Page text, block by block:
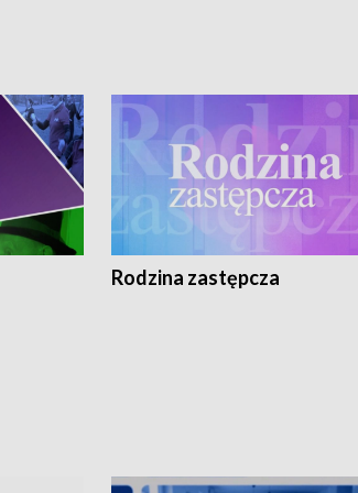
Rodzina zastępcza